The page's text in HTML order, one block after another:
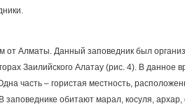
от Алматы. Данный заповедник был
Заилийского Алатау (рис. 4). В данное
часть – гористая местность,
обитают марал, косуля, архар,